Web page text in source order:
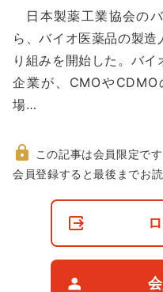
日本製薬工業協会の
ら、バイオ医薬品の製
り組みを開始した。バ
企業が、CMOや
場…
非
この記事は会員限定です
会員登録すると最後までお